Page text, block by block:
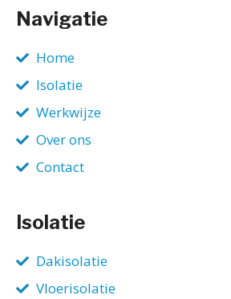
Navigatie
Home
Isolatie
Werkwijze
Over ons
Contact
Isolatie
Dakisolatie
Vloerisolatie